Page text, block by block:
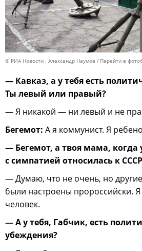
© РИА Новости . Александр Наумов Перейти в
— Кавказ, а у тебя есть
Ты левый или правый?
— Я никакой — ни левый и не
Бегемот: А я коммунист. Я
— Бегемот, а твоя мама, когда
с симпатией относилась к
— Думаю, что не очень, но
были настроены пророссийски.
человек.
— А у тебя, Габчик, есть
убеждения?